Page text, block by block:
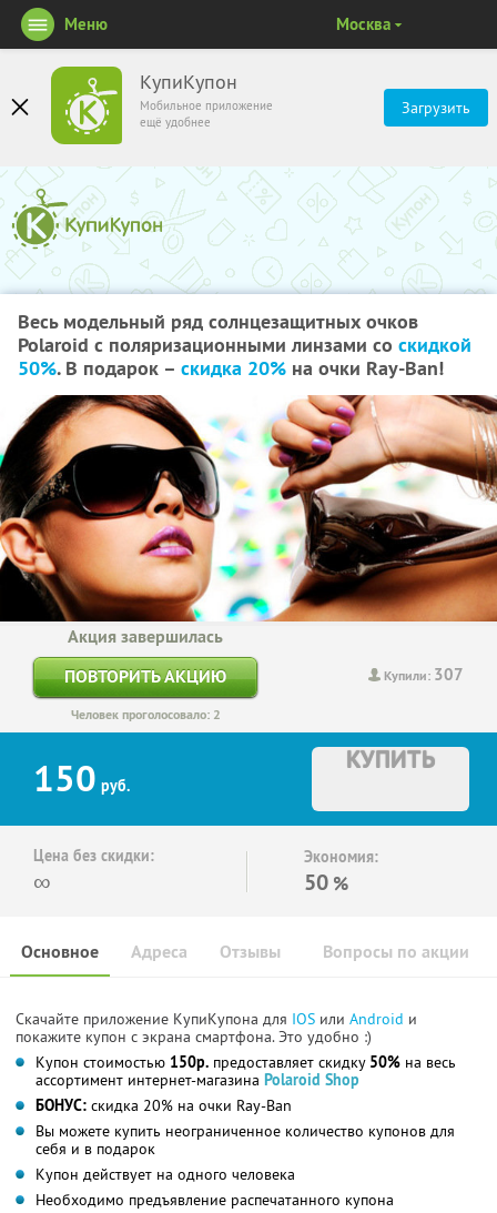
КупиКупон
Мобильное приложение
ещё удобнее
Загрузить
Меню Москва
Весь модельный ряд солнцезащитных очков
Polaroid с поляризационными линзами со скидкой
50%. В подарок – скидка 20% на очки Ray-Ban!
Купили: 307
Акция завершилась
ПОВТОРИТЬ АКЦИЮ
Человек проголосовало: 2
150 руб.
КУПИТЬ
Цена без скидки:
∞
Экономия:
50 %
Основное Отзывы Вопросы по акции
Адреса
Скачайте приложение КупиКупона для IOS или Android и
покажите купон с экрана смартфона. Это удобно :)
Купон стоимостью 150р. предоставляет скидку 50% на весь
ассортимент интернет-магазина Polaroid Shop
БОНУС: скидка 20% на очки Ray-Ban
Вы можете купить неограниченное количество купонов для
себя и в подарок
Купон действует на одного человека
Необходимо предъявление распечатанного купона